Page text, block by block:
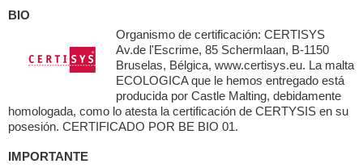
BIO
Organismo de certificación: CERTISYS
Av.de l'Escrime, 85 Schermlaan, B-1150
Bruselas, Bélgica, www.certisys.eu. La malta
ECOLOGICA que le hemos entregado está
producida por Castle Malting, debidamente
homologada, como lo atesta la certificación de CERTYSIS en su
posesión. CERTIFICADO POR BE BIO 01.
IMPORTANTE